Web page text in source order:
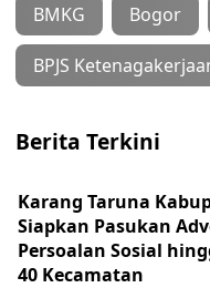
BMKG Bogor
BPJS
Berita Terkini
Karang Taruna
Siapkan Pasukan
Persoalan Sosial
40 Kecamatan